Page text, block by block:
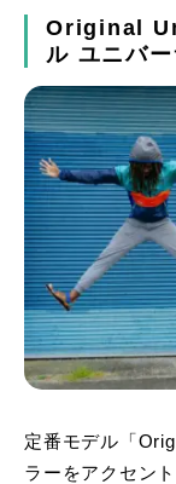
Original
ル ユニバー
定番モデル「
ラーをアクセン